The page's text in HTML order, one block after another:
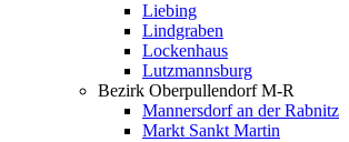
Liebing
Lindgraben
Lockenhaus
Lutzmannsburg
Bezirk Oberpullendorf M-R
Mannersdorf an der Rabnitz
Markt Sankt Martin